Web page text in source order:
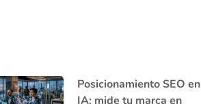
Posicionamiento SEO en
IA: mide tu marca en